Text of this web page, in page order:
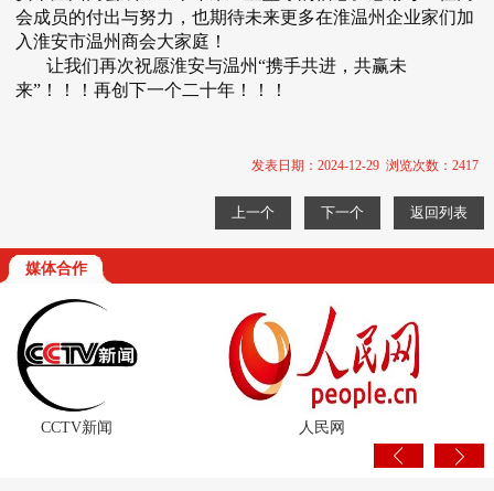
会成员的付出与努力，也期待未来更多在淮温州企业家们加
入淮安市温州商会大家庭！
让我们再次祝愿淮安与温州“携手共进，共赢未
来”！！！再创下一个二十年！！！
发表日期：2024-12-29 浏览次数：2417
上一个 下一个 返回列表
媒体合作
CCTV新闻 人民网